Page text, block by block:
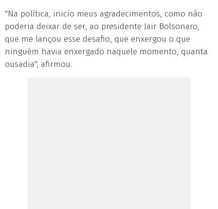
"Na política, inicio meus agradecimentos, como não
poderia deixar de ser, ao presidente Jair Bolsonaro,
que me lançou esse desafio, que enxergou o que
ninguém havia enxergado naquele momento, quanta
ousadia", afirmou.